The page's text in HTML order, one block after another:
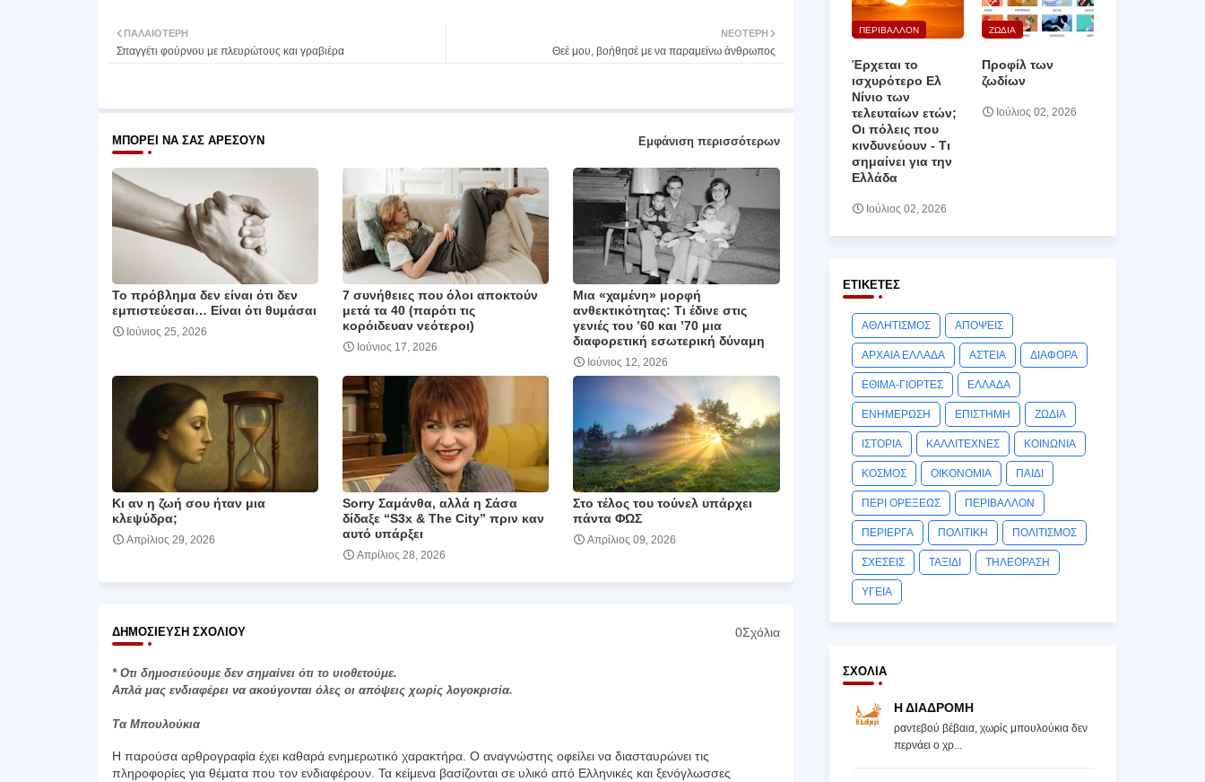
ΝΕΌΤΕΡΗ
Θεέ μου, βοήθησέ με να παραμείνω άνθρωπος
ΠΑΛΑΙΌΤΕΡΗ
Σπαγγέτι φούρνου με πλευρώτους και γραβιέρα
ΜΠΟΡΕΊ ΝΑ ΣΑΣ ΑΡΈΣΟΥΝ Εμφάνιση περισσότερων
Το πρόβλημα δεν είναι ότι δεν
εμπιστεύεσαι… Είναι ότι θυμάσαι
Ιούνιος 25, 2026
7 συνήθειες που όλοι αποκτούν
μετά τα 40 (παρότι τις
κορόιδευαν νεότεροι)
Ιούνιος 17, 2026
Μια «χαμένη» μορφή
ανθεκτικότητας: Τι έδινε στις
γενιές του ’60 και ’70 μια
διαφορετική εσωτερική δύναμη
Ιούνιος 12, 2026
Κι αν η ζωή σου ήταν μια
κλεψύδρα;
Απρίλιος 29, 2026
Sorry Σαμάνθα, αλλά η Σάσα
δίδαξε “S3x & The City” πριν καν
αυτό υπάρξει
Απρίλιος 28, 2026
Στο τέλος του τούνελ υπάρχει
πάντα ΦΩΣ
Απρίλιος 09, 2026
ΔΗΜΟΣΊΕΥΣΗ ΣΧΟΛΊΟΥ 0Σχόλια
* Οτι δημοσιεύουμε δεν σημαίνει ότι το υιοθετούμε.
Απλά μας ενδιαφέρει να ακούγονται όλες οι απόψεις χωρίς λογοκρισία.
Τα Μπουλούκια
Η παρούσα αρθρογραφία έχει καθαρά ενημερωτικό χαρακτήρα. Ο αναγνώστης οφείλει να διασταυρώνει τις
πληροφορίες για θέματα που τον ενδιαφέρουν. Τα κείμενα βασίζονται σε υλικό από Ελληνικές και ξενόγλωσσες
ΠΕΡΙΒΑΛΛΟΝ
Έρχεται το
ισχυρότερο Ελ
Νίνιο των
τελευταίων ετών;
Οι πόλεις που
κινδυνεύουν ‑ Τι
σημαίνει για την
Ελλάδα
Ιούλιος 02, 2026
ΖΩΔΙΑ
Προφίλ των
ζωδίων
Ιούλιος 02, 2026
ΕΤΙΚΈΤΕΣ
ΑΘΛΗΤΙΣΜΟΣ ΑΠΟΨΕΙΣ
ΑΡΧΑΙΑ ΕΛΛΑΔΑ ΑΣΤΕΙΑ ΔΙΑΦΟΡΑ
ΕΘΙΜΑ-ΓΙΟΡΤΕΣ ΕΛΛΑΔΑ
ΕΝΗΜΕΡΩΣΗ ΕΠΙΣΤΗΜΗ ΖΩΔΙΑ
ΙΣΤΟΡΙΑ ΚΑΛΛΙΤΕΧΝΕΣ ΚΟΙΝΩΝΙΑ
ΚΟΣΜΟΣ ΟΙΚΟΝΟΜΙΑ ΠΑΙΔΙ
ΠΕΡΙ ΟΡΕΞΕΩΣ ΠΕΡΙΒΑΛΛΟΝ
ΠΕΡΙΕΡΓΑ ΠΟΛΙΤΙΚΗ ΠΟΛΙΤΙΣΜΟΣ
ΣΧΕΣΕΙΣ ΤΑΞΙΔΙ ΤΗΛΕΟΡΑΣΗ
ΥΓΕΙΑ
ΣΧΌΛΙΑ
Η ΔΙΑΔΡΟΜΗ
ραντεβού βέβαια, χωρίς μπουλούκια δεν
περνάει ο χρ...